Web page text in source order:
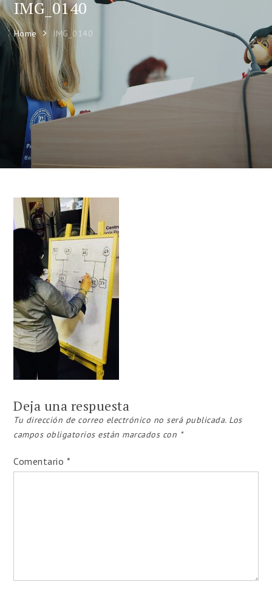
IMG_0140
Home IMG_0140
Deja una respuesta
Tu dirección de correo electrónico no será publicada. Los
campos obligatorios están marcados con *
Comentario *